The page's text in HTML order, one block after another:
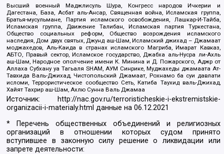
Высший военный Маджлисуль Шура, Конгресс народов Ичкерии и
Дагестана, База, Асбат аль-Ансар, Священная война, Исламская группа,
Братья-мусульмане, Партия исламского освобождения, Лашкар-И-Тайба,
Исламская группа, Движение Талибан, Исламская партия Туркестана,
Общество социальных реформ, Общество возрождения исламского
наследия, Дом двух святых, Джунд аш-Шам, Исламский джихад – Джамаат
моджахедов, Аль-Каида в странах исламского Магриба, Имарат Кавказ,
АБТО, Правый сектор, Исламское государство, Джабха аль-Нусра ли-Ахль
аш-Шам, Народное ополчение имени К. Минина и Д. Пожарского, Аджр от
Аллаха Субхану уа Тагьаля SHAM, АУМ Синрике, Муджахеды джамаата Ат-
Тавхида Валь-Джихад, Чистопольский Джамаат, Рохнамо ба суи давлати
исломи, Террористическое сообщество Сеть, Катиба Таухид валь-Джихад,
Хайят Тахрир аш-Шам, Ахлю Сунна Валь Джамаа
Источник:
http://nac.gov.ru/terroristicheskie-i-ekstremistskie-
organizacii-i-materialy.html данные на06.12.2021
* Перечень общественных объединений и религиозных
организаций в отношении которых судом принято
вступившее в законную силу решение о ликвидации или
запрете деятельности: